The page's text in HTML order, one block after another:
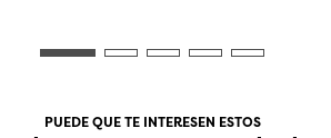
PUEDE QUE TE INTERESEN ESTOS